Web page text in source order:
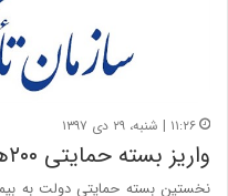
۱۱:۲۶ | شنبه، ۲۹ دی ۱۳۹۷
واریز بسته حمایتی ۲۰۰هزار تومانی